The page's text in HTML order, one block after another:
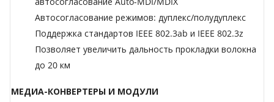
Автосогласование режимов: дуплекс/полудуплекс
Поддержка стандартов IEEE 802.3ab и IEEE 802.3z
Позволяет увеличить дальность прокладки волокна
до 20 км
МЕДИА-КОНВЕРТЕРЫ И МОДУЛИ